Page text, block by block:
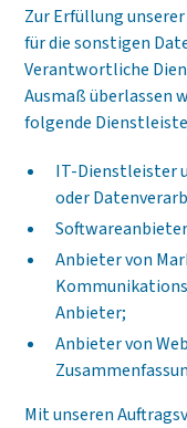
Zur Erfüllung
für die sonstigen
Verantwortliche
Ausmaß überlassen
folgende
IT-Dienstleister
oder
Anbieter von
Anbieter;
Anbieter von
Mit unseren